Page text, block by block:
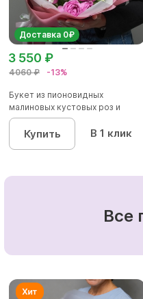
Доставка 0₽
4060 ₽ -13%
3 550 ₽
Букет из пионовидных
малиновых кустовых роз и
альстроме...
Купить В 1 клик
Все